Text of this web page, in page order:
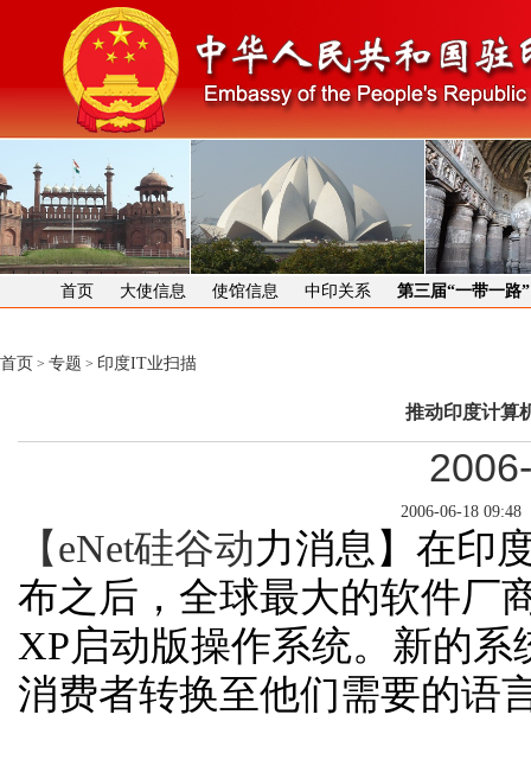
首页 大使信息 使馆信息 中印关系 第三届“一带一路
首页 > 专题 > 印度IT业扫描
推动印度计算
2006-06-18 09:48
【eNet硅谷动力消息】在印
布之后，全球最大的软件厂
XP启动版操作系统。新的
消费者转换至他们需要的语